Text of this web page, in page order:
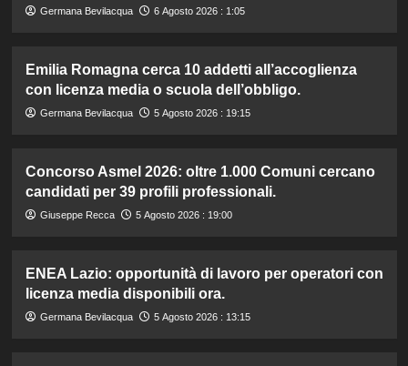
Germana Bevilacqua 6 Agosto 2026 : 1:05
Emilia Romagna cerca 10 addetti all’accoglienza
con licenza media o scuola dell’obbligo.
Germana Bevilacqua 5 Agosto 2026 : 19:15
Concorso Asmel 2026: oltre 1.000 Comuni cercano
candidati per 39 profili professionali.
Giuseppe Recca 5 Agosto 2026 : 19:00
ENEA Lazio: opportunità di lavoro per operatori con
licenza media disponibili ora.
Germana Bevilacqua 5 Agosto 2026 : 13:15